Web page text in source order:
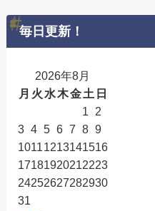
毎日更新！
2026年8月
月 火 水木金土 日
1
2
3 4 5 6 7 8 9
10111213141516
17181920212223
24252627282930
31